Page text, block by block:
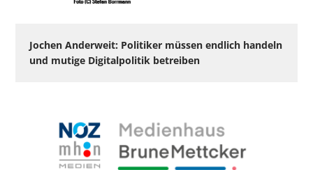
Jochen Anderweit: Politiker müssen endlich handeln
und mutige Digitalpolitik betreiben